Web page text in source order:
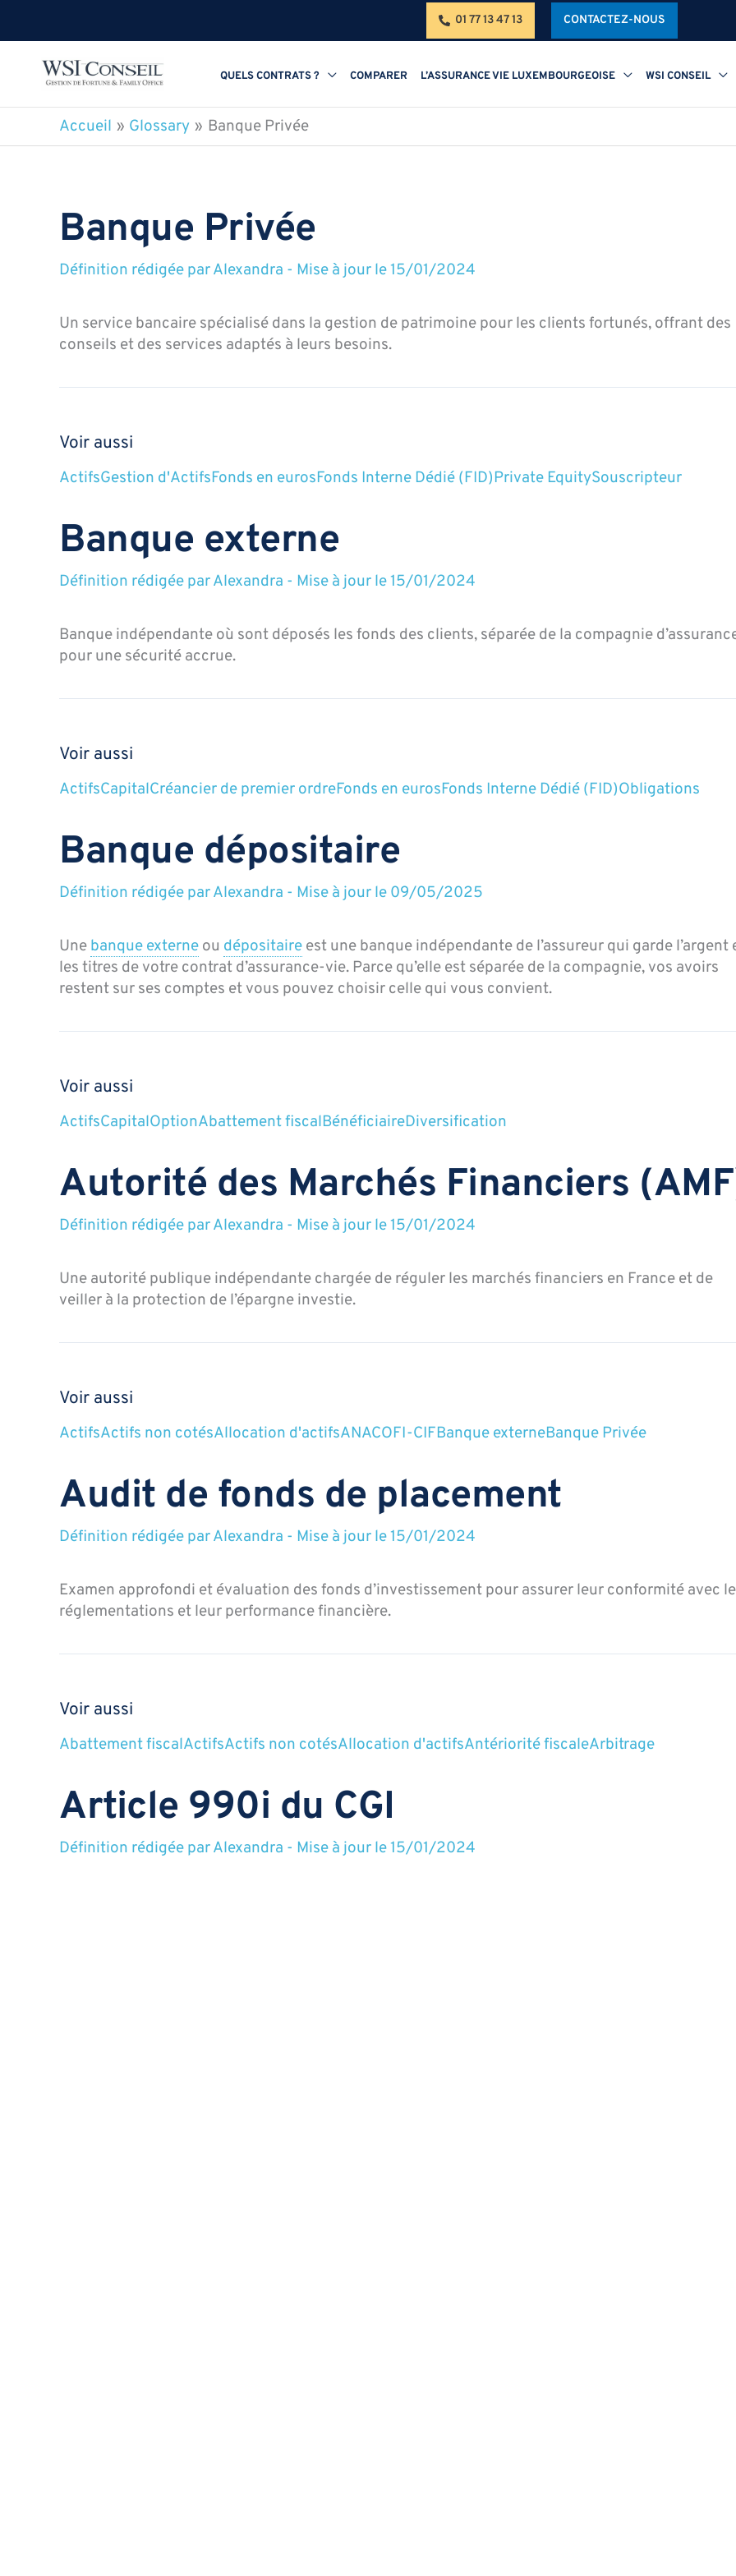
01 77 13 47 13 CONTACTEZ-NOUS
QUELS CONTRATS ? COMPARER L’ASSURANCE VIE LUXEMBOURGEOISE WSI CONSEIL
Accueil Glossary Banque Privée
Banque Privée
Définition rédigée parAlexandra - Mise à jour le15/01/2024
Un service bancaire spécialisé dans la gestion de patrimoine pour les clients fortunés, offrant des
conseils et des services adaptés à leurs besoins.
Voir aussi
ActifsGestion d'ActifsFonds en eurosFonds Interne Dédié (FID)Private EquitySouscripteur
Banque externe
Définition rédigée parAlexandra - Mise à jour le15/01/2024
Banque indépendante où sont déposés les fonds des clients, séparée de la compagnie
pour une sécurité accrue.
Voir aussi
ActifsCapitalCréancier de premier ordreFonds en eurosFonds Interne Dédié (FID)Obligations
Banque dépositaire
Définition rédigée parAlexandra - Mise à jour le 09/05/2025
Une banque externe ou dépositaire est une banque indépendante de l’assureur qui garde l’argent
les titres de votre contrat d’assurance‑vie. Parce qu’elle est séparée de la compagnie, vos avoirs
restent sur ses comptes et vous pouvez choisir celle qui vous convient.
Voir aussi
ActifsCapitalOptionAbattement fiscalBénéficiaireDiversification
Autorité des Marchés Financiers
Définition rédigée parAlexandra - Mise à jour le15/01/2024
Une autorité publique indépendante chargée de réguler les marchés financiers en France et de
veiller à la protection de l’épargne investie.
Voir aussi
ActifsActifs non cotésAllocation d'actifsANACOFI-CIFBanque externeBanque Privée
Audit de fonds de placement
Définition rédigée parAlexandra - Mise à jour le15/01/2024
Examen approfondi et évaluation des fonds d’investissement pour assurer leur conformité avec
réglementations et leur performance financière.
Voir aussi
Abattement fiscalActifsActifs non cotésAllocation d'actifsAntériorité fiscaleArbitrage
Article 990i du CGI
Définition rédigée parAlexandra - Mise à jour le15/01/2024